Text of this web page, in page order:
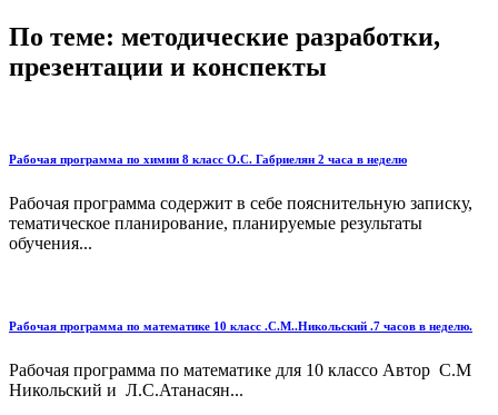
По теме: методические разработки,
презентации и конспекты
Рабочая программа по химии 8 класс О.С. Габриелян 2 часа в неделю
Рабочая программа содержит в себе пояснительную записку,
тематическое планирование, планируемые результаты
обучения...
Рабочая программа по математике 10 класс .С.М..Никольский .7 часов в неделю.
Рабочая программа по математике для 10 классо Автор С.М
Никольский и Л.С.Атанасян...